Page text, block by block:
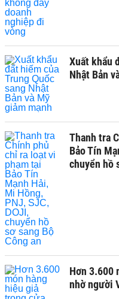
Xuất khẩu
Nhật Bản
Thanh tra
Bảo Tín
chuyển hồ
Hơn 3.600
nhờ người